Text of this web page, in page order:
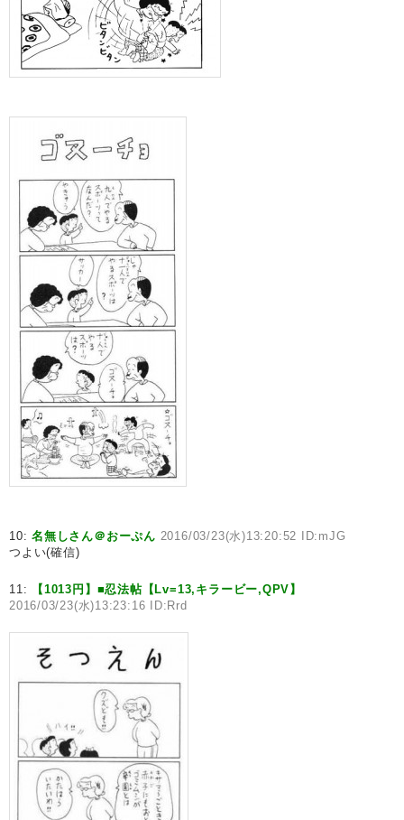
10:名無しさん＠おーぷん 2016/03/23(水)13:20:52 ID:mJG
つよい(確信)
11:
【1013円】■忍法帖【Lv=13,キラービー,QPV】
2016/03/23(水)13:23:16 ID:Rrd